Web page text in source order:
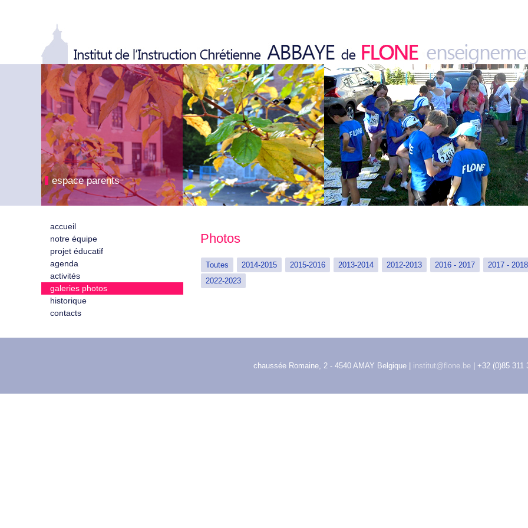
espace parents
accueil
notre équipe
projet éducatif
agenda
activités
galeries photos
historique
contacts
Photos
Toutes 2014-2015 2015-2016 2013-2014 2012-2013 2016 - 2017 2017 - 2018
2022-2023
chaussée Romaine, 2 - 4540 AMAY Belgique | institut@flone.be | +32 (0)85 311